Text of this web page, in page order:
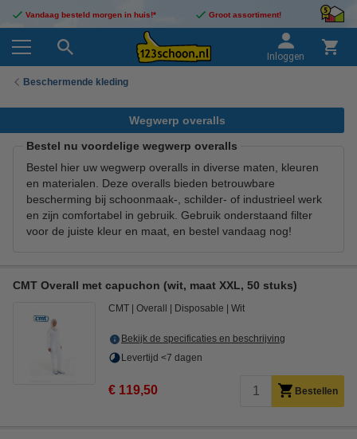
Vandaag besteld morgen in huis!* Groot assortiment!
Inloggen
Beschermende kleding
Wegwerp overalls
Bestel nu voordelige wegwerp overalls
Bestel hier uw wegwerp overalls in diverse maten, kleuren
en materialen. Deze overalls bieden betrouwbare
bescherming bij schoonmaak-, schilder- of industrieel werk
en zijn comfortabel in gebruik. Gebruik onderstaand filter
voor de juiste kleur en maat, en bestel vandaag nog!
CMT Overall met capuchon (wit, maat XXL, 50 stuks)
CMT Overall Disposable Wit
Bekijk de specificaties en beschrijving
Levertijd <7 dagen
€ 119,50 Bestellen